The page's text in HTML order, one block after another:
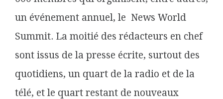
un événement annuel, le News World
Summit. La moitié des rédacteurs en chef
sont issus de la presse écrite, surtout des
quotidiens, un quart de la radio et de la
télé, et le quart restant de nouveaux